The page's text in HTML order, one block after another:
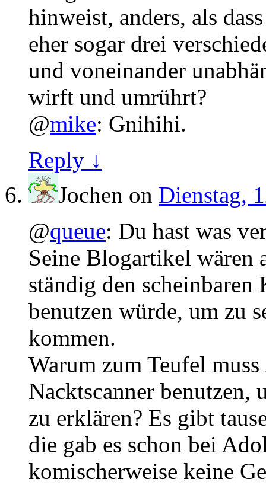
hinweist, anders, als
eher sogar drei
und voneinander
wirft und umrührt?
@mike: Gnihihi.
Reply ↓
Jochen on Dienstag,
@queue: Du hast was
Seine Blogartikel wären
ständig den
benutzen würde, um zu
kommen.
Warum zum Teufel
Nacktscanner benutzen,
zu erklären? Es gibt
die gab es schon bei
komischerweise keine